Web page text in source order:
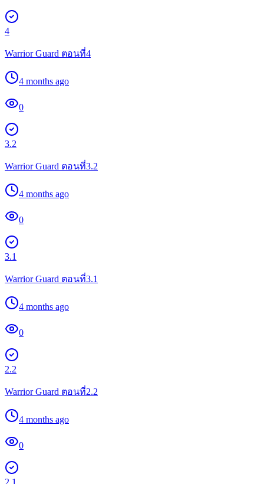
4
Warrior Guard ตอนที่4
4 months ago
0
3.2
Warrior Guard ตอนที่3.2
4 months ago
0
3.1
Warrior Guard ตอนที่3.1
4 months ago
0
2.2
Warrior Guard ตอนที่2.2
4 months ago
0
2.1